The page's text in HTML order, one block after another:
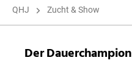
QHJ Zucht & Show
Der Dauerchampion